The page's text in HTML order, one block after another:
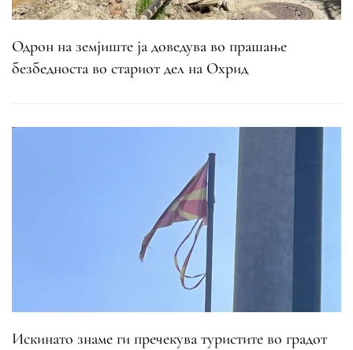
Одрон на земјиште ја доведува во прашање
безбедноста во стариот дел на Охрид
Искинато знаме ги пречекува туристите во градот